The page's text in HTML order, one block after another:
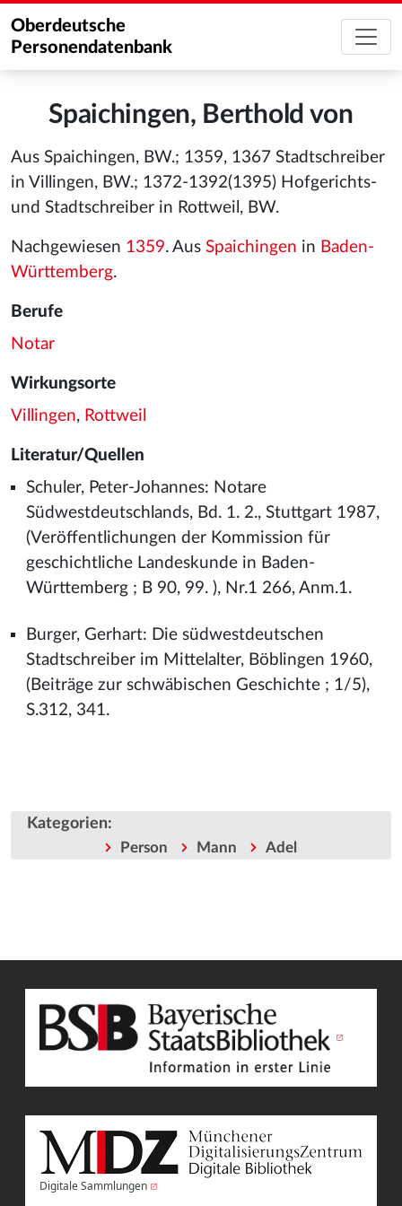
Oberdeutsche
Personendatenbank
Spaichingen, Berthold von
Aus Spaichingen, BW.; 1359, 1367 Stadtschreiber
in Villingen, BW.; 1372-1392(1395) Hofgerichts-
und Stadtschreiber in Rottweil, BW.
Nachgewiesen 1359. Aus Spaichingen in Baden-
Württemberg.
Berufe
Notar
Wirkungsorte
Villingen, Rottweil
Literatur/Quellen
Schuler, Peter-Johannes: Notare
Südwestdeutschlands, Bd. 1. 2., Stuttgart 1987,
(Veröffentlichungen der Kommission für
geschichtliche Landeskunde in Baden-
Württemberg ; B 90, 99. ), Nr.1 266, Anm.1.
Burger, Gerhart: Die südwestdeutschen
Stadtschreiber im Mittelalter, Böblingen 1960,
(Beiträge zur schwäbischen Geschichte ; 1/5),
S.312, 341.
Kategorien:
Person Mann Adel
Digitale Sammlungen